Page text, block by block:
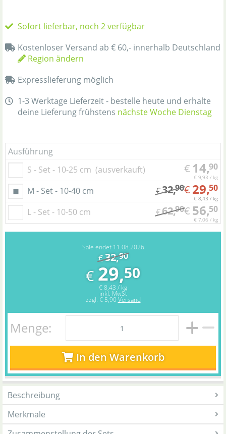
Sofort lieferbar, noch 2 verfügbar
Kostenloser Versand ab € 60,- innerhalb Deutschland
Region ändern
Expresslieferung möglich
1-3 Werktage Lieferzeit - bestelle heute und erhalte
deine Lieferung frühstens nächste Woche Dienstag
Ausführung
S - Set - 10-25 cm (ausverkauft) € 14,90
€ 9,93 / kg
M - Set - 10-40 cm €32,90€ 29,50
€ 8,43 / kg
L - Set - 10-50 cm €62,90€ 56,50
€ 7,06 / kg
Sale endet 11.08.2026
€32,90
€ 29,50
€ 8,43 / kg
inkl. MwSt
zzgl. € 5,90 Versand
Menge:
In den Warenkorb
Beschreibung
Merkmale